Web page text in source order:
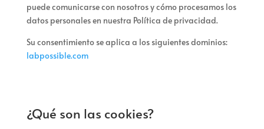
puede comunicarse con nosotros y cómo procesamos los
datos personales en nuestra Política de privacidad.
Su consentimiento se aplica a los siguientes dominios:
labpossible.com
¿Qué son las cookies?